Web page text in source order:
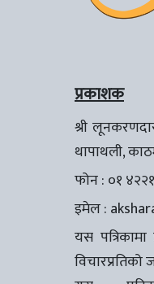
प्रकाशक
श्री
थापाथली,
फोन : ०१
इमेल :
यस